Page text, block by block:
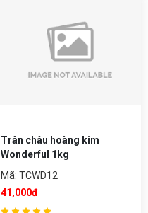
Trân châu hoàng kim
Wonderful 1kg
Mã: TCWD12
41,000đ